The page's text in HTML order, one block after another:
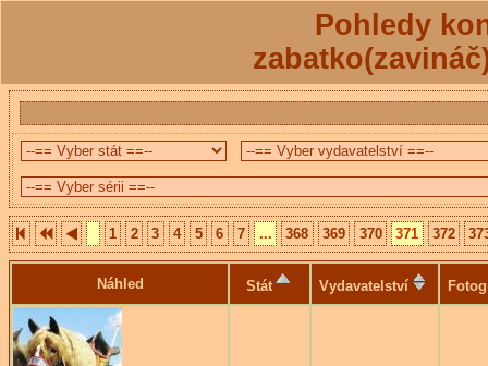
Pohledy
1 2 3 4 5 6 7 ... 368 369 370 371 372
Náhled Stát Vydavatelství